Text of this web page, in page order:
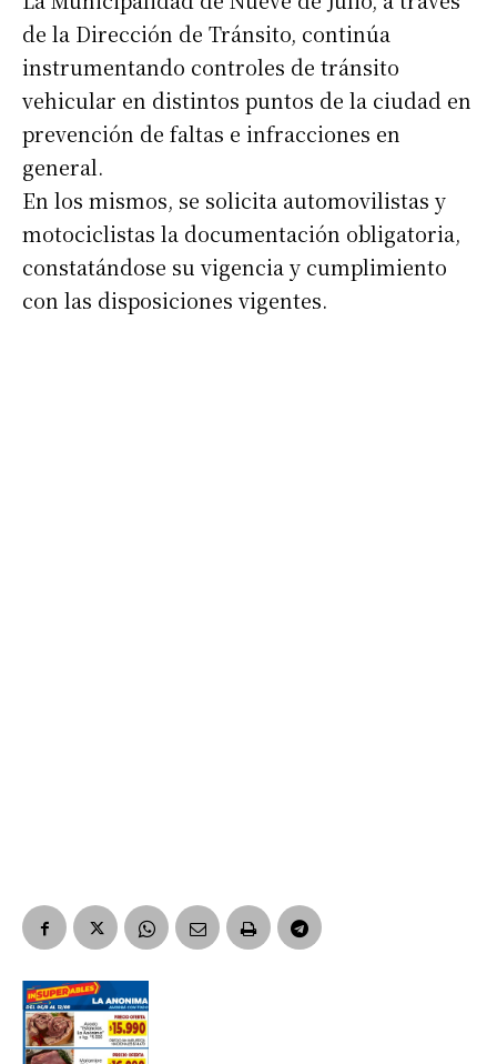
Suscribirme gratis
Dirección de correo electrónico
de la Dirección de Tránsito, continúa
instrumentando controles de tránsito
vehicular en distintos puntos de la ciudad en
prevención de faltas e infracciones en
general.
En los mismos, se solicita automovilistas y
motociclistas la documentación obligatoria,
constatándose su vigencia y cumplimiento
con las disposiciones vigentes.